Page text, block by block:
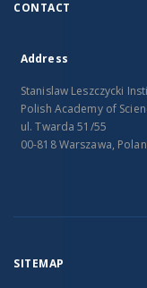
CONTACT
Address
Stanislaw Leszczycki
Polish Academy of
ul. Twarda 51/55
00-818 Warszawa,
SITEMAP